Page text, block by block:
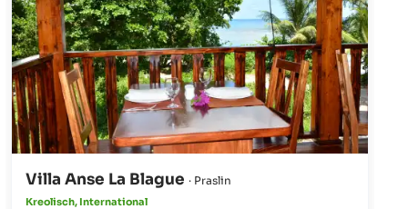
Villa Anse La Blague · Praslin
Kreolisch, International